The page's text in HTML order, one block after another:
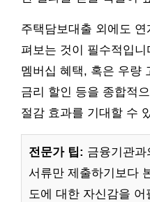
주택담보대출 외에도
펴보는 것이 필수적입
멤버십 혜택, 혹은 우량
금리 할인 등을 종합적
절감 효과를 기대할 수
전문가 팁: 금융기관
서류만 제출하기보다
도에 대한 자신감을